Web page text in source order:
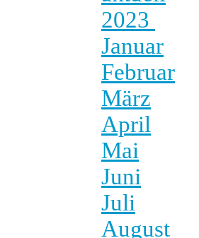
2023
Januar
Februar
März
April
Mai
Juni
Juli
August